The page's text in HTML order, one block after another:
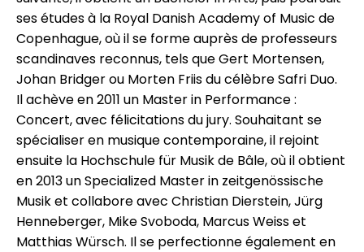
ses études à la Royal Danish Academy of Music de
Copenhague, où il se forme auprès de professeurs
scandinaves reconnus, tels que Gert Mortensen,
Johan Bridger ou Morten Friis du célèbre Safri Duo.
Il achève en 2011 un Master in Performance :
Concert, avec félicitations du jury. Souhaitant se
spécialiser en musique contemporaine, il rejoint
ensuite la Hochschule für Musik de Bâle, où il obtient
en 2013 un Specialized Master in zeitgenössische
Musik et collabore avec Christian Dierstein, Jürg
Henneberger, Mike Svoboda, Marcus Weiss et
Matthias Würsch. Il se perfectionne également en